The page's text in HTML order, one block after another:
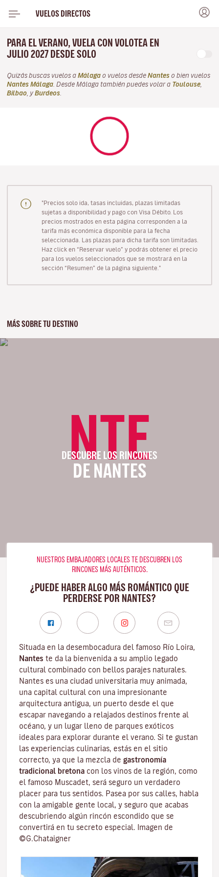
VUELOS DIRECTOS
PARA EL VERANO, VUELA CON VOLOTEA EN
JULIO 2027 DESDE SOLO
Quizás buscas vuelos a Málaga o vuelos desde Nantes o bien vuelos
Nantes Málaga . Desde Málaga también puedes volar a Toulouse
Bilbao , y Burdeos
"Precios solo ida, tasas incluidas, plazas limitadas
sujetas a disponibilidad y pago con Visa Débito. Los
precios mostrados en esta página corresponden a la
tarifa más económica disponible para la fecha
seleccionada. Las plazas para dicha tarifa son limitadas.
Haz click en “Reservar vuelo” y podrás obtener el precio
para los vuelos seleccionados que se mostrará en la
sección “Resumen” de la página siguiente."
MÁS SOBRE TU DESTINO
NTE
DESCUBRE LOS RINCONES
DE NANTES
NUESTROS EMBAJADORES LOCALES TE DESCUBREN LOS
RINCONES MÁS AUTÉNTICOS.
¿PUEDE HABER ALGO MÁS ROMÁNTICO QUE
PERDERSE POR NANTES?
Situada en la desembocadura del famoso Río Loira,
Nantes te da la bienvenida a su amplio legado
cultural combinado con bellos parajes naturales.
Nantes es una ciudad universitaria muy animada,
una capital cultural con una impresionante
arquitectura antigua, un puerto desde el que
escapar navegando a relajados destinos frente al
océano, y un lugar lleno de parques exóticos
ideales para explorar durante el verano. Si te gustan
las experiencias culinarias, estás en el sitio
correcto, ya que la mezcla de gastronomía
tradicional bretona con los vinos de la región, como
el famoso Muscadet, será seguro un verdadero
placer para tus sentidos. Pasea por sus calles, habla
con la amigable gente local, y seguro que acabas
descubriendo algún rincón escondido que se
convertirá en tu secreto especial. Imagen de
©G.Chataigner